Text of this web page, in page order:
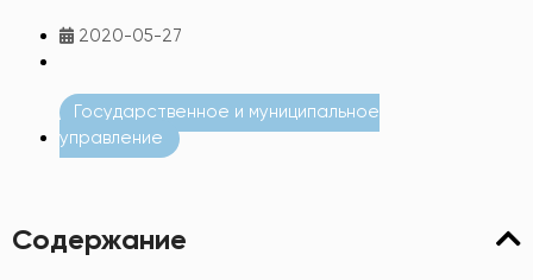
2020-05-27
Государственное и муниципальное
управление
Содержание